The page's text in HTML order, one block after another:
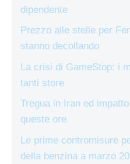
dipendente
Prezzo alle stelle per
stanno decollando
La crisi di GameStop: i
tanti store
Tregua in Iran ed
queste ore
Le prime contromisure
della benzina a marzo